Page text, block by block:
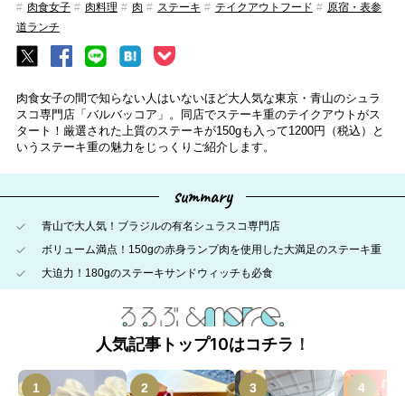
肉食女子 肉料理 肉 ステーキ テイクアウトフード
原宿・表参
道ランチ
肉食女子の間で知らない人はいないほど大人気な東京・青山のシュラ
スコ専門店「バルバッコア」。同店でステーキ重のテイクアウトがス
タート！厳選された上質のステーキが150gも入って1200円（税込）と
いうステーキ重の魅力をじっくりご紹介します。
summary
青山で大人気！ブラジルの有名シュラスコ専門店
ボリューム満点！150gの赤身ランプ肉を使用した大満足のステーキ重
大迫力！180gのステーキサンドウィッチも必食
人気記事トップ10はコチラ！